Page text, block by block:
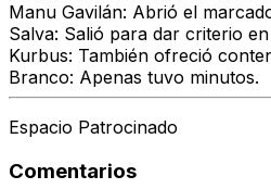
Manu Gavilán: Abrió el
Salva: Salió para dar criterio
Kurbus: También ofreció
Branco: Apenas tuvo minutos.
Espacio Patrocinado
Comentarios